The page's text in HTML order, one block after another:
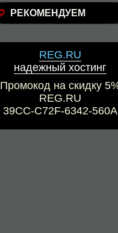
РЕКОМЕНДУЕМ
REG.RU
надежный хостинг
Промокод на скидку
REG.RU
39CC-C72F-6342-560A